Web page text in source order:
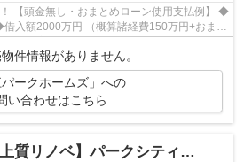
◆
入額2000万円 （概算諸経費150万円+おまと
件情報がありません。
パークホームズ」への
い合わせはこちら
上質リノベ】パークシティ庚午中